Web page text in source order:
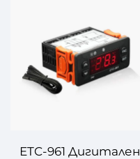
ETC-961 Дигитален